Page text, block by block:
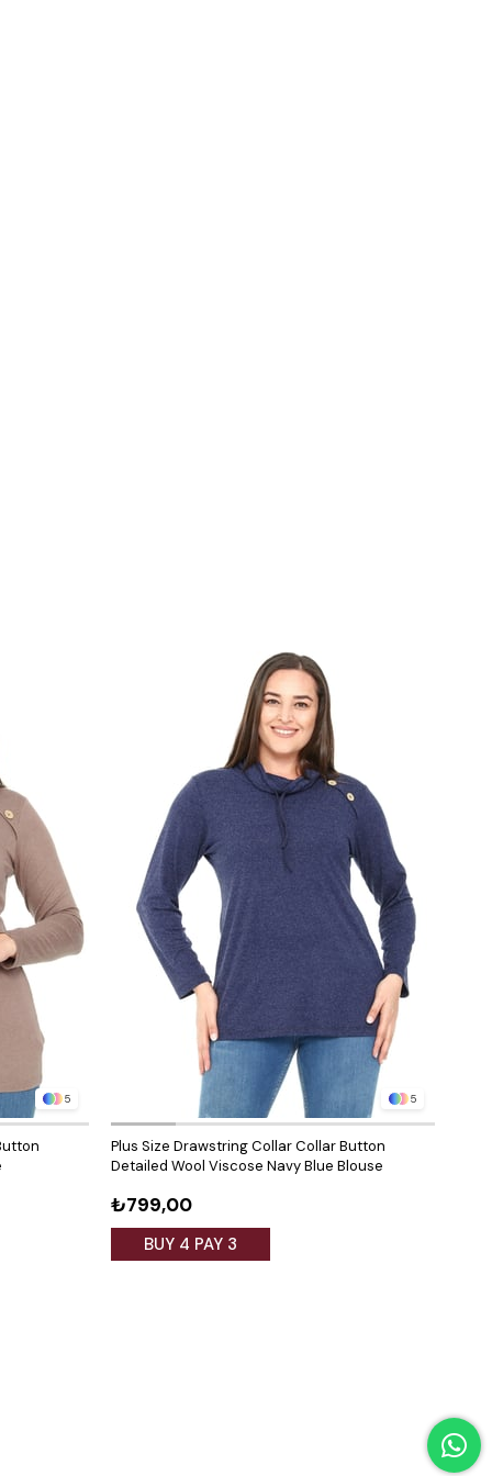
5 5
Plus Size Drawstring Collar Collar Button
Detailed Wool Viscose Navy Blue Blouse
₺799,00
BUY 4 PAY 3